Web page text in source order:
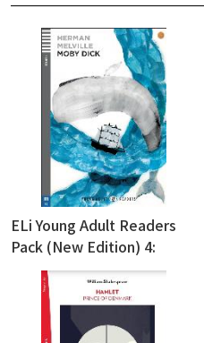
ELi Young Adult Readers
Pack (New Edition) 4:
Moby Dick (with ELi Link
APP)